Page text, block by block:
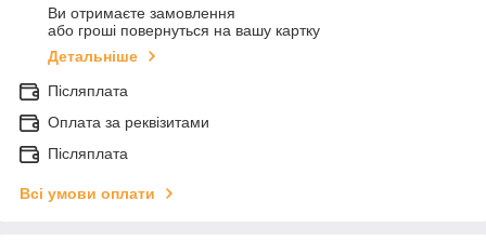
Ви отримаєте замовлення
або гроші повернуться на вашу картку
Детальніше
Післяплата
Оплата за реквізитами
Післяплата
Всі умови оплати